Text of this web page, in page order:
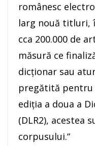
românesc
larg nouă titluri,
cca 200.000 de
măsură ce
dicționar sau
pregătită pentru
ediția a doua a
(DLR2), acestea
corpusului.“